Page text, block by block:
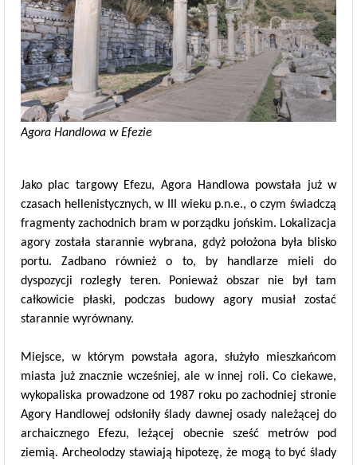
Agora Handlowa w Efezie
Jako plac targowy Efezu, Agora Handlowa powstała już w
czasach hellenistycznych, w III wieku p.n.e., o czym świadczą
fragmenty zachodnich bram w porządku jońskim. Lokalizacja
agory została starannie wybrana, gdyż położona była blisko
portu. Zadbano również o to, by handlarze mieli do
dyspozycji rozległy teren. Ponieważ obszar nie był tam
całkowicie płaski, podczas budowy agory musiał zostać
starannie wyrównany.
Miejsce, w którym powstała agora, służyło mieszkańcom
miasta już znacznie wcześniej, ale w innej roli. Co ciekawe,
wykopaliska prowadzone od 1987 roku po zachodniej stronie
Agory Handlowej odsłoniły ślady dawnej osady należącej do
archaicznego Efezu, leżącej obecnie sześć metrów pod
ziemią. Archeolodzy stawiają hipotezę, że mogą to być ślady